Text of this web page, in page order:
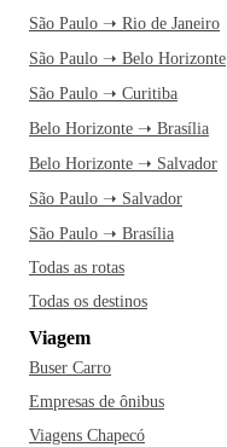
São Paulo ➝ Rio de Janeiro
São Paulo ➝ Belo Horizonte
São Paulo ➝ Curitiba
Belo Horizonte ➝ Brasília
Belo Horizonte ➝ Salvador
São Paulo ➝ Salvador
São Paulo ➝ Brasília
Todas as rotas
Todas os destinos
Viagem
Buser Carro
Empresas de ônibus
Viagens Chapecó